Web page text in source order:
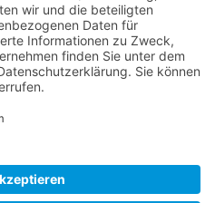
zzgl.Versandkostenund ggf.
nicht anders beschrieben
Datenschutz